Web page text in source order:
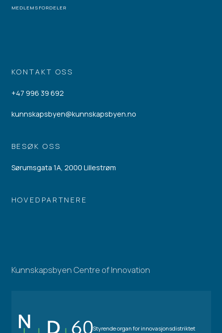
KONTAKT OSS
+47 996 39 692
kunnskapsbyen@kunnskapsbyen.no
BESØK OSS
Sørumsgata 1A, 2000 Lillestrøm
HOVEDPARTNERE
MEDLEMSFORDELER
Kunnskapsbyen Centre of Innovation
Styrende organ for innovasjonsdistriktet